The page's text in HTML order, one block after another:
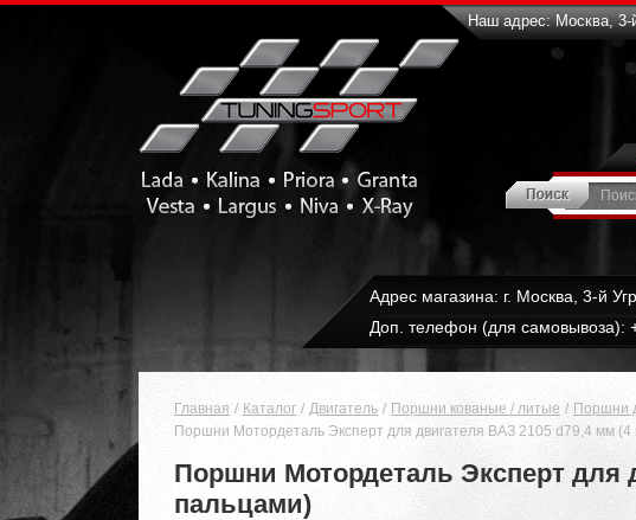
Наш адрес: Москва, 3-
Адрес магазина: г. Москва, 3-й
Доп. телефон (для самовывоза):
Главная Каталог Двигатель Поршни кованые / литые Поршни
Поршни Мотордеталь Эксперт для двигателя ВАЗ 2105 d79,4 мм (4
Поршни Мотордеталь Эксперт для
пальцами)